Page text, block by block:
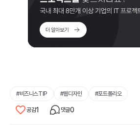
#비즈니스TIP #웹디자인 #포트폴리오
공감1 댓글0